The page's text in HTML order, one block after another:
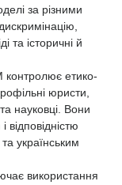
за різними
та історичні й
контролює етико-
юристи,
науковці. Вони
та українським
використання